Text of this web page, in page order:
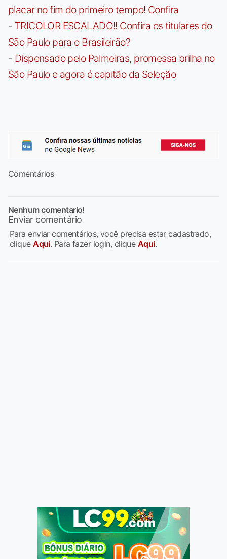
placar no fim do primeiro tempo! Confira
- TRICOLOR ESCALADO!! Confira os titulares do
São Paulo para o Brasileirão?
- Dispensado pelo Palmeiras, promessa brilha no
São Paulo e agora é capitão da Seleção
Comentários
Nenhum comentario!
Enviar comentário
Para enviar comentários, você precisa estar cadastrado,
cliqueAqui. Para fazer login, clique Aqui.